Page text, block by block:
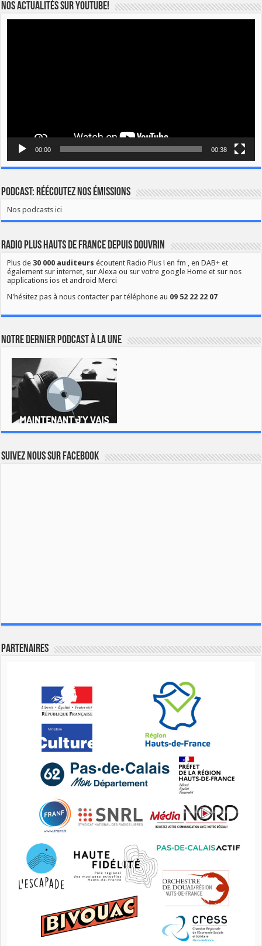
Nos actualités sur YOUTUBE!
00:00 00:38
Podcast: Réécoutez nos émissions
Nos podcasts ici
Radio Plus Hauts de France depuis Douvrin
Plus de30 000 auditeurs écoutent Radio Plus ! en fm , en DAB+ et
également sur internet, sur Alexa ou sur votre google Home et sur nos
applications ios et android Merci
N'hésitez pas à nous contacter par téléphone au 09 52 22 22 07
Notre dernier podcast à la une
Suivez nous sur Facebook
Partenaires